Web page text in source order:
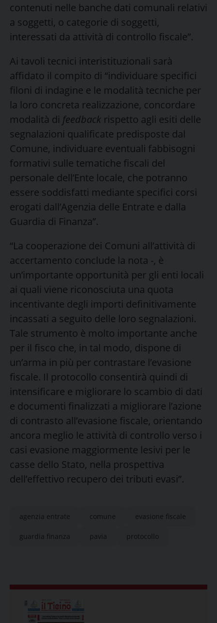
contenuti nelle banche dati comunali relativi
a soggetti, o categorie di soggetti,
interessati da attività di controllo fiscale”.
Ai tavoli tecnici interistituzionali sarà
affidato il compito di “individuare specifici
filoni di indagine e le modalità tecniche per
la loro concreta realizzazione, concordare
modalità di feedback rispetto agli esiti delle
segnalazioni qualificate predisposte dal
Comune, individuare eventuali fabbisogni
formativi sulle tematiche fiscali del
personale dell’Ente locale, che potranno
essere soddisfatti mediante specifici corsi
erogati dall’Agenzia delle Entrate e dalla
Guardia di Finanza”.
“La cooperazione dei Comuni all’attività di
accertamento conclude la nota -, è
un’importante opportunità per gli enti locali
ai quali viene riconosciuta una quota
incentivante degli importi definitivamente
incassati a seguito delle loro segnalazioni.
Tale strumento è molto importante anche
per il fisco che, in tal modo, dispone di
un’arma in più per contrastare l’evasione
fiscale. Il protocollo consentirà quindi di
intensificare e migliorare lo scambio di dati
e documenti finalizzati a migliorare l’azione
di contrasto all’evasione fiscale, orientando
ancora meglio le attività di controllo verso i
casi evasione maggiormente lesivi per le
casse dello Stato, nella prospettiva
dell’effettivo recupero dei tributi evasi”.
agenzia entrate comune evasione fiscale
guardia finanza pavia protocollo